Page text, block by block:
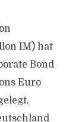
IM) hat
Bond
Euro